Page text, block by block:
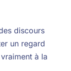
discours
un regard
à la